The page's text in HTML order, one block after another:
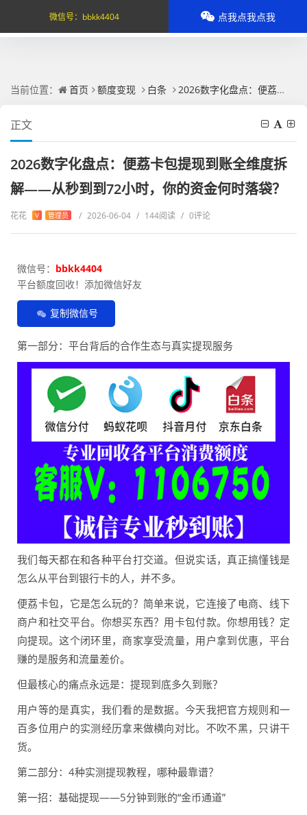
当前位置： 首页 额度变现 白条 2026数字化盘点：便荔卡包提现到账全维度拆解——从秒到到72小时，你的资金何时落袋？
正文
2026数字化盘点：便荔卡包提现到账全维度拆
解——从秒到到72小时，你的资金何时落袋？
花花 V 管理员 / 2026-06-04 / 144阅读 / 0评论
微信号： bbkk4404
平台额度回收！添加微信好友
复制微信号
第一部分：平台背后的合作生态与真实提现服务
我们每天都在和各种平台打交道。但说实话，真正搞懂钱是
怎么从平台到银行卡的人，并不多。
便荔卡包，它是怎么玩的？简单来说，它连接了电商、线下
商户和社交平台。你想买东西？用卡包付款。你想用钱？定
向提现。这个闭环里，商家享受流量，用户拿到优惠，平台
赚的是服务和流量差价。
但最核心的痛点永远是：提现到底多久到账？
用户等的是真实，我们看的是数据。今天我把官方规则和一
百多位用户的实测经历拿来做横向对比。不吹不黑，只讲干
货。
第二部分：4种实测提现教程，哪种最靠谱？
第一招：基础提现——5分钟到账的“金币通道”
微信号： bbkk4404 点我点我点我